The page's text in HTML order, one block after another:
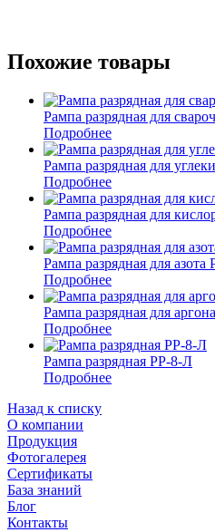
Похожие товары
Рампа разрядная для
Подробнее
Рампа разрядная для
Подробнее
Рампа разрядная для
Подробнее
Рампа разрядная для
Подробнее
Рампа разрядная для
Подробнее
Рампа разрядная РР-8-Л
Подробнее
Назад к списку
О компании
Продукция
Фотогалерея
Сертификаты
База знаний
Блог
Контакты